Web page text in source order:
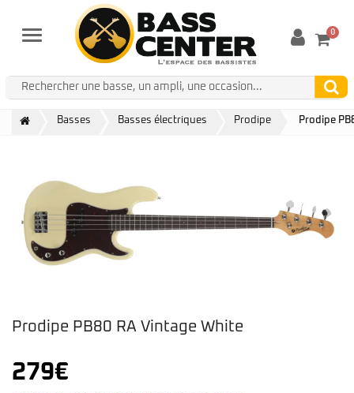
Menu 0
Basses Basses électriques Prodipe Prodipe
Prodipe PB80 RA Vintage White
279€